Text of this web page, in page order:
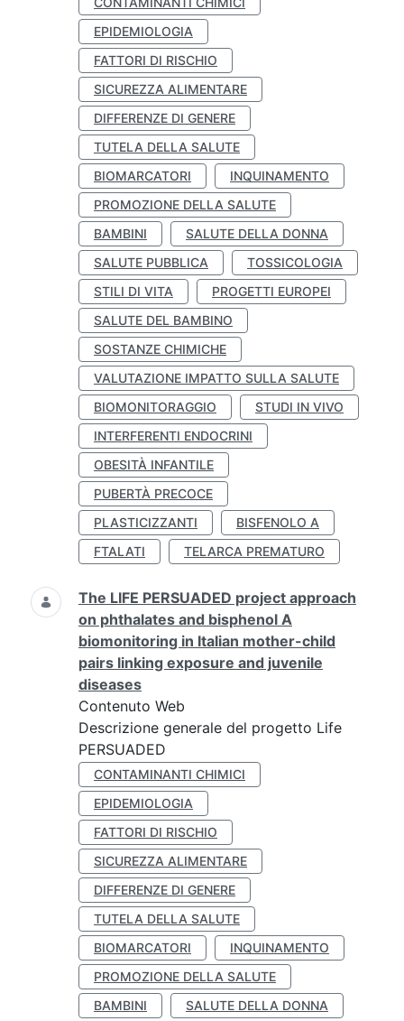
EPIDEMIOLOGIA
FATTORI DI RISCHIO
SICUREZZA ALIMENTARE
DIFFERENZE DI GENERE
TUTELA DELLA SALUTE
BIOMARCATORI
INQUINAMENTO
PROMOZIONE DELLA SALUTE
BAMBINI
SALUTE DELLA DONNA
SALUTE PUBBLICA
TOSSICOLOGIA
STILI DI VITA
PROGETTI EUROPEI
SALUTE DEL BAMBINO
SOSTANZE CHIMICHE
VALUTAZIONE IMPATTO SULLA SALUTE
BIOMONITORAGGIO
STUDI IN VIVO
INTERFERENTI ENDOCRINI
OBESITÀ INFANTILE
PUBERTÀ PRECOCE
PLASTICIZZANTI
BISFENOLO A
FTALATI
TELARCA PREMATURO
The LIFE PERSUADED project approach
on phthalates and bisphenol A
biomonitoring in Italian mother-child
pairs linking exposure and juvenile
diseases
Contenuto Web
Descrizione generale del progetto Life
PERSUADED
CONTAMINANTI CHIMICI
EPIDEMIOLOGIA
FATTORI DI RISCHIO
SICUREZZA ALIMENTARE
DIFFERENZE DI GENERE
TUTELA DELLA SALUTE
BIOMARCATORI
INQUINAMENTO
PROMOZIONE DELLA SALUTE
BAMBINI
SALUTE DELLA DONNA